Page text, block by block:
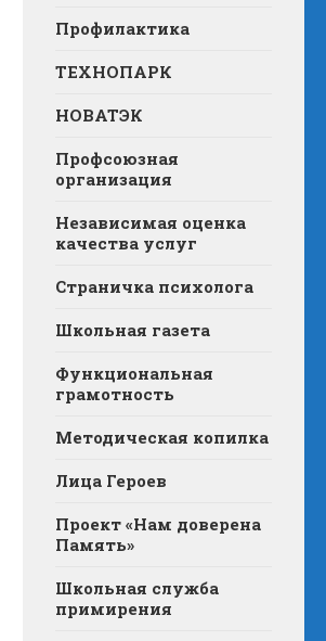
Профилактика
ТЕХНОПАРК
НОВАТЭК
Профсоюзная
организация
Независимая оценка
качества услуг
Страничка психолога
Школьная газета
Функциональная
грамотность
Методическая копилка
Лица Героев
Проект «Нам доверена
Память»
Школьная служба
примирения